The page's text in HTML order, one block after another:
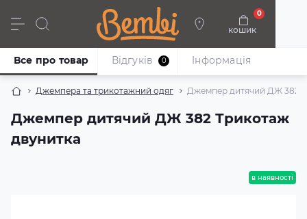
кошик
0
Дівчата Хлопці Немовлята Взуття
Джемпера та трикотажний одяг Джемпер дитячий ДЖ 382
Джемпер дитячий ДЖ 382 Трикотаж
двунитка
Все про товар Відгуків 0 Iнформація
в наявності